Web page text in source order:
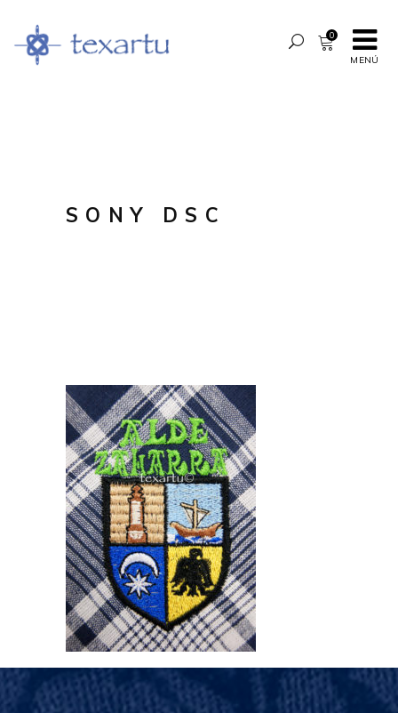
MENÚ
0
SONY DSC